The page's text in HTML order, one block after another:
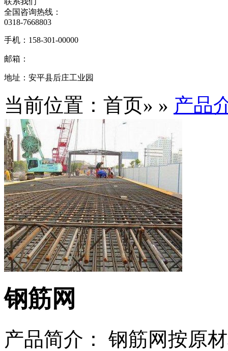
全国咨询热线：
0318-7668803
手机： 158-301-00000
邮箱：
地址： 安平县后庄工业园
当前位置：首页» » 产品
钢筋网
产品简介： 钢筋网按原